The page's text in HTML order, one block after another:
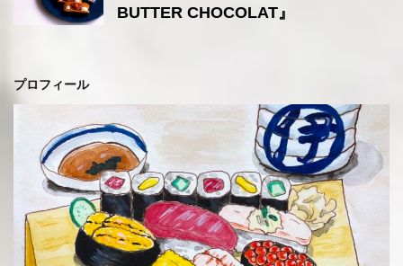
BUTTER CHOCOLAT』
プロフィール